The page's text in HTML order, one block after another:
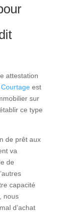
attestation
est
sur
ce type
de prêt aux
va
de
capacité
nous
d’achat